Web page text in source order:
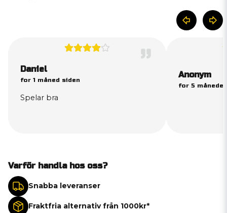
Daniel
for 1 måned siden
Spelar bra
Anonym
for 5
Varför handla hos oss?
Snabba leveranser
Fraktfria alternativ från 1000kr*